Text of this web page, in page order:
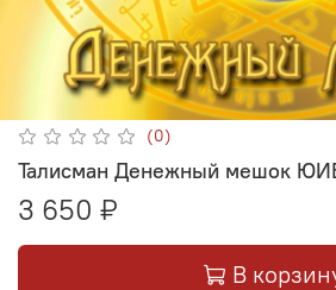
(0)
Талисман Денежный мешок
3 650 ₽
В